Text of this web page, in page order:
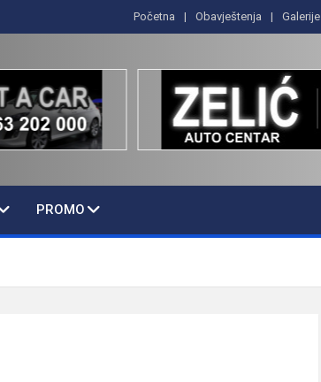
Početna Obavještenja Galerije
PROMO